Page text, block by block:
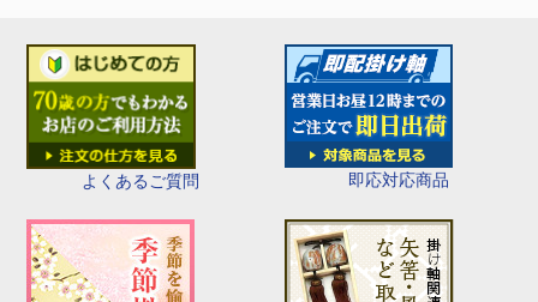
よくあるご質問 即応対応商品